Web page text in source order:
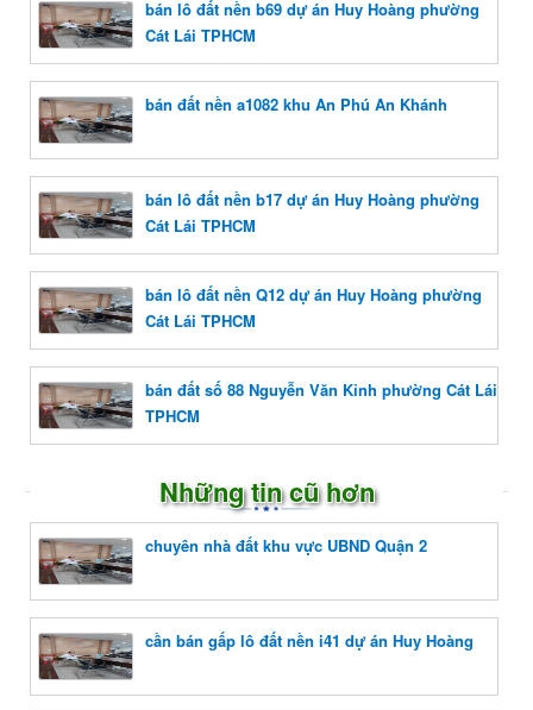
bán lô đất nền b69 dự án Huy Hoàng phường
Cát Lái TPHCM
bán đất nền a1082 khu An Phú An Khánh
bán lô đất nền b17 dự án Huy Hoàng phường
Cát Lái TPHCM
bán lô đất nền Q12 dự án Huy Hoàng phường
Cát Lái TPHCM
bán đất số 88 Nguyễn Văn Kỉnh phường Cát Lái
TPHCM
Những tin cũ hơn
chuyên nhà đất khu vực UBND Quận 2
cần bán gấp lô đất nền i41 dự án Huy Hoàng